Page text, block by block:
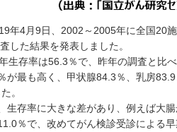
年4月9日、2002～2005年に全国20
した結果を発表しました。
存率は56.3％で、昨年の調査と比べ
最も高く、甲状腺84.3％、乳房
。
生存率に大きな差があり、例えば大
％で、改めてがん検診受診による